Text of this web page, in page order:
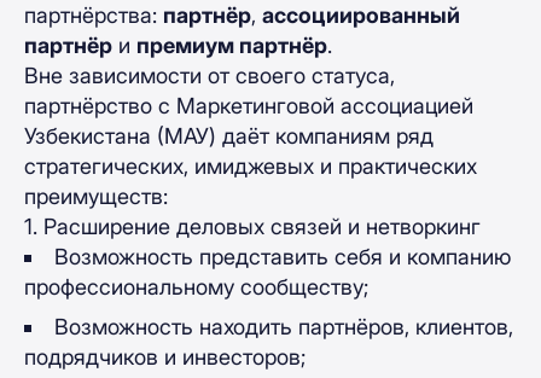
партнёрства: партнёр, ассоциированный
партнёр и премиум партнёр.
Вне зависимости от своего статуса,
партнёрство с Маркетинговой ассоциацией
Узбекистана (МАУ) даёт компаниям ряд
стратегических, имиджевых и практических
преимуществ:
1. Расширение деловых связей и нетворкинг
Возможность представить себя и компанию
профессиональному сообществу;
Возможность находить партнёров, клиентов,
подрядчиков и инвесторов;